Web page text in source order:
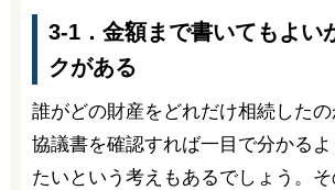
3-1．金額まで書いてもよい
クがある
誰がどの財産をどれだけ相続した
協議書を確認すれば一目で分かる
たいという考えもあるでしょう。